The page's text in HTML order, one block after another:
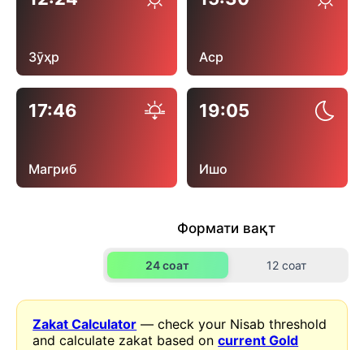
Зӯҳр Аср
17:46
Магриб
19:05
Ишо
Формати вақт
24 соат 12 соат
Zakat Calculator — check your Nisab threshold
and calculate zakat based oncurrent Gold